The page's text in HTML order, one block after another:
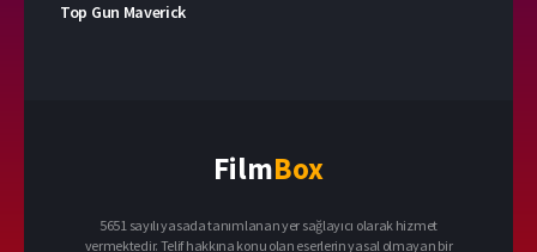
Top Gun Maverick
FilmBox
5651 sayılı yasada tanımlanan yer sağlayıcı olarak hizmet
vermektedir. Telif hakkına konu olan eserlerin yasal olmayan bir